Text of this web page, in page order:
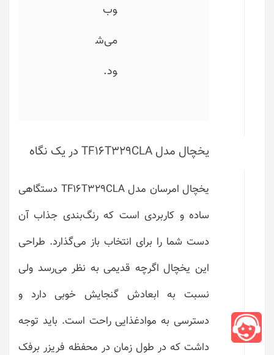
وب
می‌ش
ود.
یخچال مدل TF16T329CLA در یک نگاه
یخچال امرسان مدل TF16T329CLA دستگاهی
ساده و کاربردی است که رنگ‌بندی جذاب آن
دست شما را برای انتخاب باز می‌گذارد. طراحی
این یخچال اگرچه قدیمی به نظر می‌رسد ولی
نسبت به ابعادش گنجایش خوبی دارد و
دسترسی به موادغذایی راحت است. باید توجه
داشت که در طول زمان در محفظه فریزر برفک